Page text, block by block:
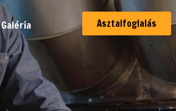
Galéria
Asztalfoglalás